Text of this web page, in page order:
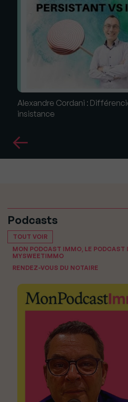
Alexandre Cordani :
insistance
Podcasts
TOUT VOIR
MON PODCAST IMMO, LE PODCAST
MYSWEETIMMO
RENDEZ-VOUS DU NOTAIRE